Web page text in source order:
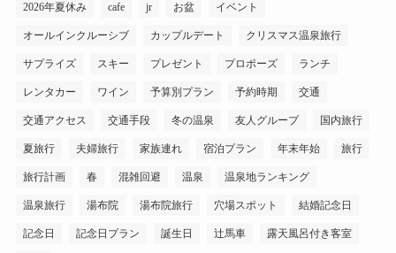
2026年夏休み cafe jr お盆 イベント
オールインクルーシブ カップルデート クリスマス温泉旅行
サプライズ スキー プレゼント プロポーズ ランチ
レンタカー ワイン 予算別プラン 予約時期 交通
交通アクセス 交通手段 冬の温泉 友人グループ 国内旅行
夏旅行 夫婦旅行 家族連れ 宿泊プラン 年末年始 旅行
旅行計画 春 混雑回避 温泉 温泉地ランキング
温泉旅行 湯布院 湯布院旅行 穴場スポット 結婚記念日
記念日 記念日プラン 誕生日 辻馬車 露天風呂付き客室